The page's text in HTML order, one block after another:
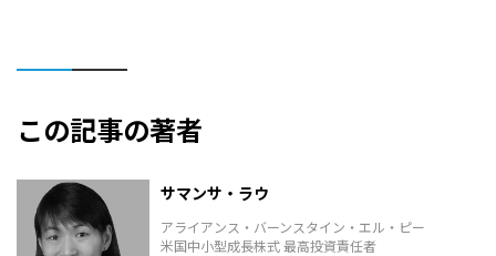
この記事の著者
サマンサ・ラウ
アライアンス・バーンスタイン・エル・ピー
米国中小型成長株式 最高投資責任者